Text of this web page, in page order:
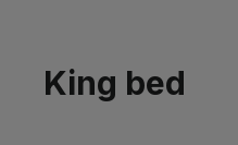
King bed